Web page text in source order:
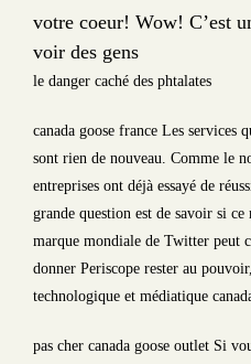
votre coeur! Wow! C’est
voir des gens
le danger caché des phtalates
canada goose france Les
sont rien de nouveau. Comme le
entreprises ont déjà essayé de
grande question est de savoir si
marque mondiale de Twitter peut
donner Periscope rester au
technologique et médiatique
pas cher canada goose outlet Si